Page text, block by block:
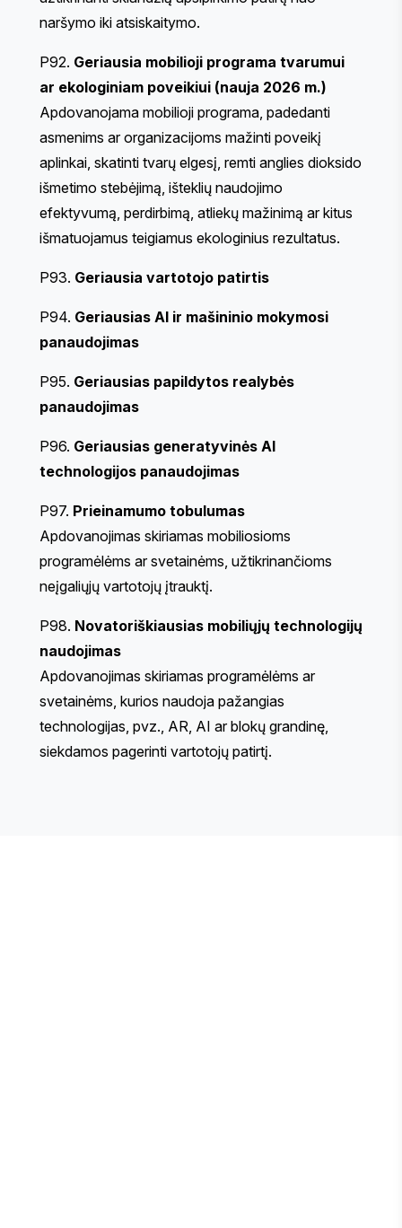
naršymo iki atsiskaitymo.
P92. Geriausia mobilioji programa tvarumui
ar ekologiniam poveikiui (nauja 2026 m.)
Apdovanojama mobilioji programa, padedanti
asmenims ar organizacijoms mažinti poveikį
aplinkai, skatinti tvarų elgesį, remti anglies dioksido
išmetimo stebėjimą, išteklių naudojimo
efektyvumą, perdirbimą, atliekų mažinimą ar kitus
išmatuojamus teigiamus ekologinius rezultatus.
P93. Geriausia vartotojo patirtis
P94. Geriausias AI ir mašininio mokymosi
panaudojimas
P95. Geriausias papildytos realybės
panaudojimas
P96. Geriausias generatyvinės AI
technologijos panaudojimas
P97. Prieinamumo tobulumas
Apdovanojimas skiriamas mobiliosioms
programėlėms ar svetainėms, užtikrinančioms
neįgaliųjų vartotojų įtrauktį.
P98. Novatoriškiausias mobiliųjų technologijų
naudojimas
Apdovanojimas skiriamas programėlėms ar
svetainėms, kurios naudoja pažangias
technologijas, pvz., AR, AI ar blokų grandinę,
siekdamos pagerinti vartotojų patirtį.